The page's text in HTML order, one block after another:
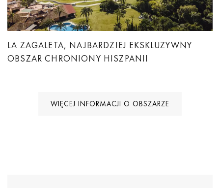
LA ZAGALETA, NAJBARDZIEJ EKSKLUZYWNY
OBSZAR CHRONIONY HISZPANII
WIĘCEJ INFORMACJI O OBSZARZE